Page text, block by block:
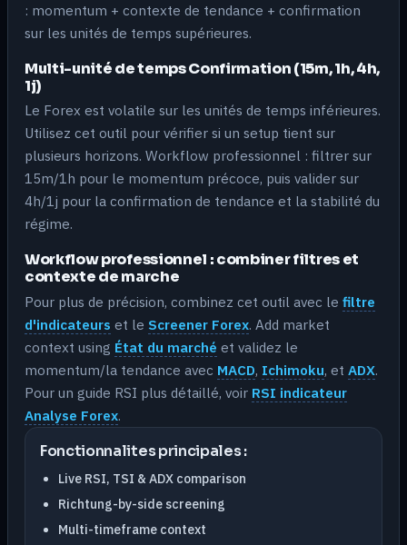
: momentum + contexte de tendance + confirmation
sur les unités de temps supérieures.
Multi-unité de temps Confirmation (15m, 1h, 4h,
1j)
Le Forex est volatile sur les unités de temps inférieures.
Utilisez cet outil pour vérifier si un setup tient sur
plusieurs horizons. Workflow professionnel : filtrer sur
15m/1h pour le momentum précoce, puis valider sur
4h/1j pour la confirmation de tendance et la stabilité du
régime.
Workflow professionnel : combiner filtres et
contexte de marche
Pour plus de précision, combinez cet outil avec le filtre
d'indicateurs et le Screener Forex. Add market
context using État du marché et validez le
momentum/la tendance avec MACD, Ichimoku, et ADX.
Pour un guide RSI plus détaillé, voir RSI indicateur
Analyse Forex.
Fonctionnalites principales :
Live RSI, TSI & ADX comparison
Richtung-by-side screening
Multi-timeframe context